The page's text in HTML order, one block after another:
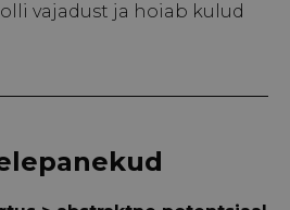
vajadust ja hoiab kulud